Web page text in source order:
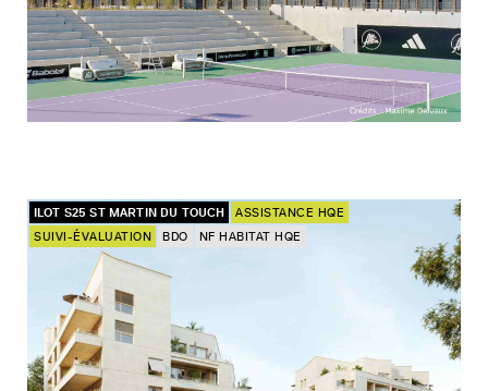
ILOT S25 ST MARTIN DU TOUCH
ASSISTANCE HQE
SUIVI-ÉVALUATION
BDO NF HABITAT HQE